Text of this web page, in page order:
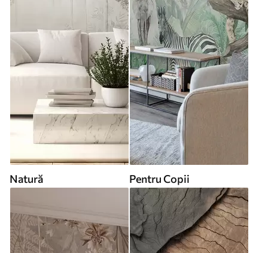
Natură Pentru Copii